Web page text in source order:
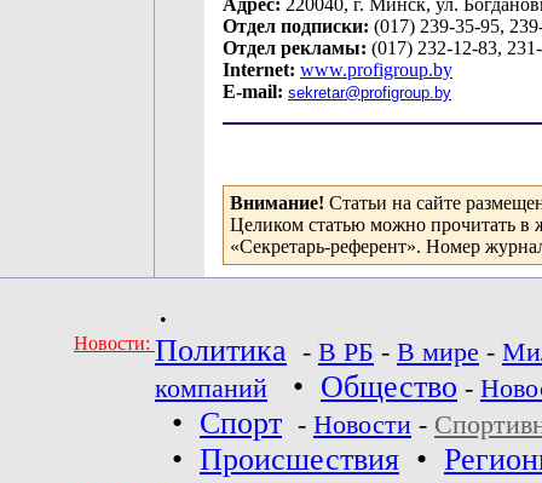
Адрес: 220040, г. Минск, ул.
Отдел подписки: (017) 239-35-95,
Отдел рекламы: (017) 232-12-83,
Internet: www.profigroup.by
E-mail: sekretar@profigroup. by
Внимание! Статьи на сайте
Целиком статью можно прочитать в
«Секретарь-референт». Номер
•
Новости: Политика - В РБ - В мире -
компаний
• Общество -
• Спорт - Новости -
• Происшествия •